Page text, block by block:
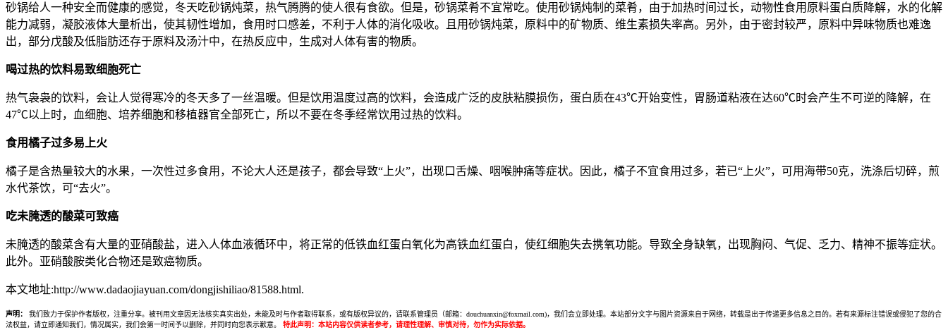
砂锅给人一种安全而健康的感觉，冬天吃砂锅炖菜，热气腾腾的使人很有食欲。但是，砂锅菜肴不宜常吃。使用砂锅炖制的菜肴，由于加热时间过长，动物性食用原料蛋白质降解，水的化解
能力减弱，凝胶液体大量析出，使其韧性增加，食用时口感差，不利于人体的消化吸收。且用砂锅炖菜，原料中的矿物质、维生素损失率高。另外，由于密封较严，原料中异味物质也难逸
出，部分戊酸及低脂肪还存于原料及汤汁中，在热反应中，生成对人体有害的物质。
喝过热的饮料易致细胞死亡
热气袅袅的饮料，会让人觉得寒冷的冬天多了一丝温暖。但是饮用温度过高的饮料，会造成广泛的皮肤粘膜损伤，蛋白质在43℃开始变性，胃肠道粘液在达60℃时会产生不可逆的降解，在
47℃以上时，血细胞、培养细胞和移植器官全部死亡，所以不要在冬季经常饮用过热的饮料。
食用橘子过多易上火
橘子是含热量较大的水果，一次性过多食用，不论大人还是孩子，都会导致“上火”，出现口舌燥、咽喉肿痛等症状。因此，橘子不宜食用过多，若已“上火”，可用海带50克，洗涤后切碎，煎
水代茶饮，可“去火”。
吃未腌透的酸菜可致癌
未腌透的酸菜含有大量的亚硝酸盐，进入人体血液循环中，将正常的低铁血红蛋白氧化为高铁血红蛋白，使红细胞失去携氧功能。导致全身缺氧，出现胸闷、气促、乏力、精神不振等症状。
此外。亚硝酸胺类化合物还是致癌物质。
本文地址:http://www.dadaojiayuan.com/dongjishiliao/81588.html.
声明：
我们致力于保护作者版权，注重分享。被刊用文章因无法核实真实出处，未能及时与作者取得联系，或有版权异议的，请联系管理员（邮箱：douchuanxin@foxmail.com)，我们会立即处理。本站部分文字与图片资源来自于网络，转载是出于传递更多信息之目的。若有来源标注错误或侵犯了您的合
法权益，请立即通知我们，情况属实，我们会第一时间予以删除，并同时向您表示歉意。
特此声明：本站内容仅供读者参考，请理性理解、审慎对待，勿作为实际依据。